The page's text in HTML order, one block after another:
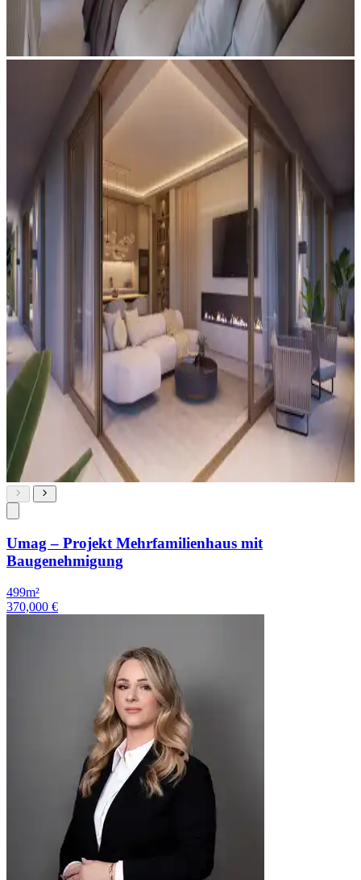
Umag – Projekt Mehrfamilienhaus mit
Baugenehmigung
499m²
370,000 €